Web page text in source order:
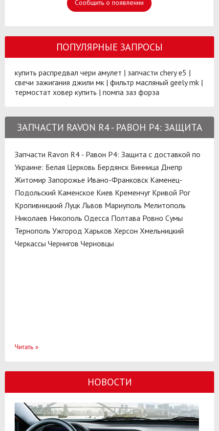
Сообщить о появлении
ПОПУЛЯРНЫЕ ЗАПРОСЫ
купить распредвал чери амулет | запчасти chery e5 |
свечи зажигания джили мк | фильтр масляный geely mk |
термостат ховер купить | помпа заз форза
ЗАПЧАСТИ RAVON R4 - РАВОН Р4: ЗАЩИТА
Запчасти Ravon R4 - Равон Р4: Защита с доставкой по
Украине: Белая Церковь Бердянск Винница Днепр
Житомир Запорожье Ивано-Франковск Каменец-
Подольский Каменское Киев Кременчуг Кривой Рог
Кропивницкий Луцк Львов Мариуполь Мелитополь
Николаев Никополь Одесса Полтава Ровно Сумы
Тернополь Ужгород Харьков Херсон Хмельницкий
Черкассы Чернигов Черновцы
Читать »
НОВОСТИ